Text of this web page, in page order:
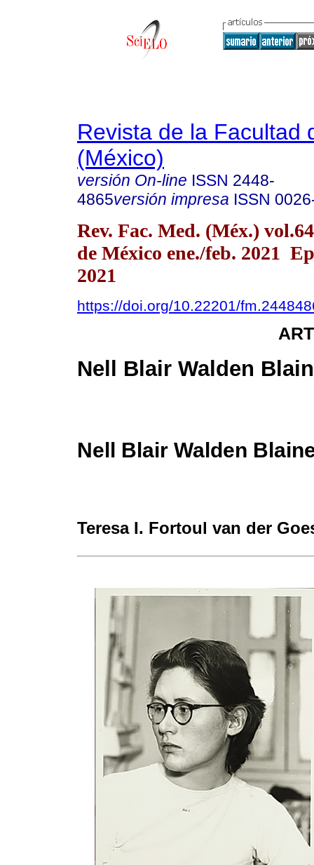
Revista de la Facultad
(México)
versión On-line ISSN 2448-
4865versión impresa ISSN
Rev. Fac. Med. (Méx.)
de México ene./feb. 2021
2021
https://doi.org/10.22201/
Nell Blair Walden
Nell Blair Walden
Teresa I. Fortoul van der